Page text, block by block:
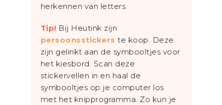
herkennen van letters.
Tip! Bij Heutink zijn
persoonsstickers te koop. Deze
zijn gelinkt aan de symbooltjes voor
het kiesbord. Scan deze
stickervellen in en haal de
symbooltjes op je computer los
met het knipprogramma. Zo kun je